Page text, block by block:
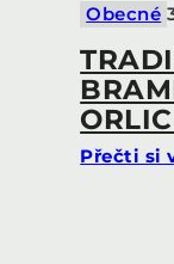
Obecné
Přečti si